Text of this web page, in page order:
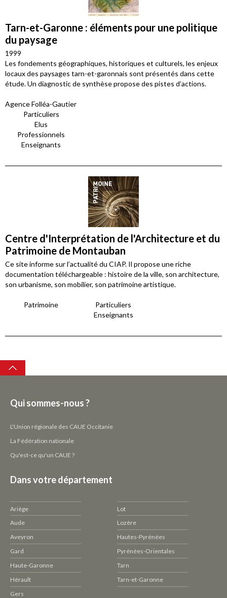
Tarn-et-Garonne : éléments pour une politique
du paysage
1999
Les fondements géographiques, historiques et culturels, les enjeux
locaux des paysages tarn-et-garonnais sont présentés dans cette
étude. Un diagnostic de synthèse propose des pistes d’actions.
Agence Folléa-Gautier
Particuliers
Elus
Professionnels
Enseignants
Centre d'Interprétation de l'Architecture et du
Patrimoine de Montauban
Ce site informe sur l’actualité du CIAP. Il propose une riche
documentation téléchargeable : histoire de la ville, son architecture,
son urbanisme, son mobilier, son patrimoine artistique.
Patrimoine
Particuliers
Enseignants
Top
Qui sommes-nous ?
L'Union régionale des CAUE Occitanie
La Fédération nationale
Qu'est-ce qu'un CAUE ?
Dans votre département
Ariège
Aude
Aveyron
Gard
Haute-Garonne
Hérault
Gers
Lot
Lozère
Hautes-Pyrénées
Pyrénées-Orientales
Tarn
Tarn-et-Garonne